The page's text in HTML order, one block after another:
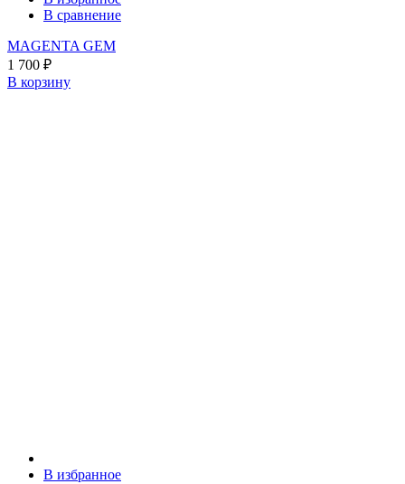
В сравнение
MAGENTA GEM
1 700 ₽
В корзину
В избранное